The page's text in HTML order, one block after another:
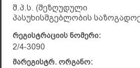
შ.პ.ს. (შეზღუდული
პასუხისმგებლობის
რეგისტრაციის ნომერი:
2/4-3090
მარეგისტრ. ორგანო: